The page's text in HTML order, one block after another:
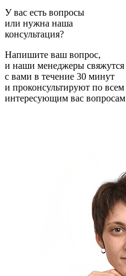
У вас есть вопросы
или нужна наша
консультация?
Напишите ваш вопрос,
и наши менеджеры свяжутся
с вами в течение 30 минут
и проконсультируют по всем
интересующим вас вопросам